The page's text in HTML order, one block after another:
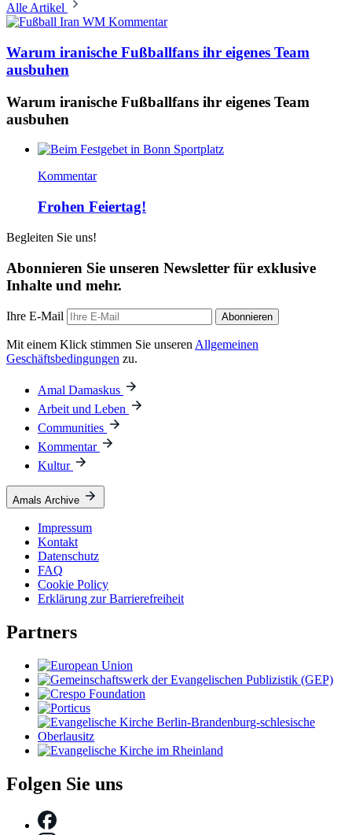
Alle Artikel
Kommentar
Warum iranische Fußballfans ihr eigenes Team
ausbuhen
Warum iranische Fußballfans ihr eigenes Team
ausbuhen
Kommentar
Frohen Feiertag!
Begleiten Sie uns!
Abonnieren Sie unseren Newsletter für exklusive
Inhalte und mehr.
Ihre E-Mail Abonnieren
Mit einem Klick stimmen Sie unseren Allgemeinen
Geschäftsbedingungen zu.
Amal Damaskus
Arbeit und Leben
Communities
Kommentar
Kultur
Amals Archive
Impressum
Kontakt
Datenschutz
FAQ
Cookie Policy
Erklärung zur Barrierefreiheit
Partners
Folgen Sie uns